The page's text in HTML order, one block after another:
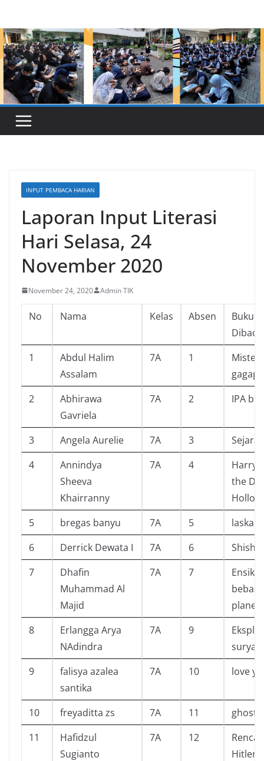
content
INPUT PEMBACA HARIAN
Laporan Input Literasi
Hari Selasa, 24
November 2020
November 24, 2020 Admin TIK
No Nama Kelas Absen
Buku
Dibaca
1
Abdul Halim
Assalam
7A 1
gagap
2
Abhirawa
Gavriela
7A 2 IPA
3 Angela Aurelie 7A 3
4
Annindya
Sheeva
Khairranny
7A 4
Harry
the
5
bregas banyu 7A 5
laskar
6
Derrick Dewata I 7A 6
Shisho
7
Dhafin
Muhammad Al
Majid
7A 7
bebas
planet
8
Erlangga Arya
NAdindra
7A 9
surya
9
falisya azalea
santika
7A 10 love
10 freyaditta zs 7A 11
ghost
11
Hafidzul
Sugianto
7A 12
Hitler